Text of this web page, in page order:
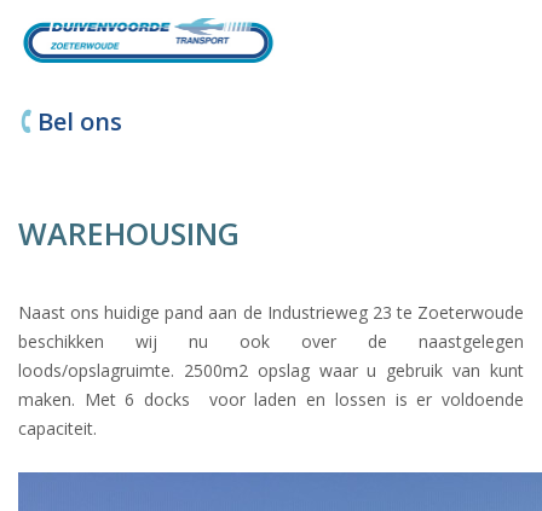
Bel ons
WAREHOUSING
Naast ons huidige pand aan de Industrieweg 23 te Zoeterwoude
beschikken wij nu ook over de naastgelegen
loods/opslagruimte. 2500m2 opslag waar u gebruik van kunt
maken. Met 6 docks voor laden en lossen is er voldoende
capaciteit.